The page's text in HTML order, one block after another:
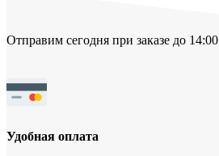
Отправим сегодня при заказе до 14:00
Удобная оплата